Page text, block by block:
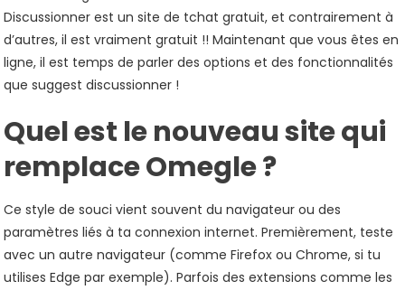
Discussionner est un site de tchat gratuit, et contrairement à
d’autres, il est vraiment gratuit !! Maintenant que vous êtes en
ligne, il est temps de parler des options et des fonctionnalités
que suggest discussionner !
Quel est le nouveau site qui
remplace Omegle ?
Ce style de souci vient souvent du navigateur ou des
paramètres liés à ta connexion internet. Premièrement, teste
avec un autre navigateur (comme Firefox ou Chrome, si tu
utilises Edge par exemple). Parfois des extensions comme les